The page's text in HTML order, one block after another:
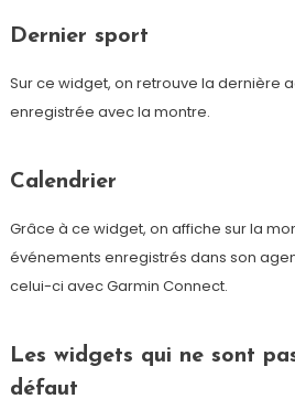
Dernier sport
Sur ce widget, on retrouve la dernière
enregistrée avec la montre.
Calendrier
Grâce à ce widget, on affiche sur la
événements enregistrés dans son
celui-ci avec Garmin Connect.
Les widgets qui ne sont
défaut